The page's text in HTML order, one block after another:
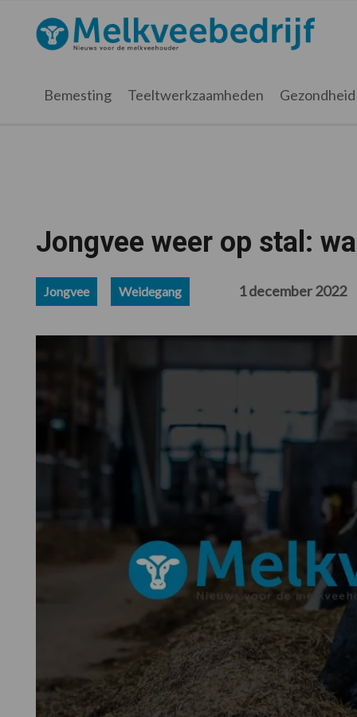
hoofdnavigatie
hoofd
eerste
voettekst
Melkveebedrijf.nl
Bemesting Teeltwerkzaamheden Gezondheid
Jongvee weer op stal:
Jongvee Weidegang 1 december 2022